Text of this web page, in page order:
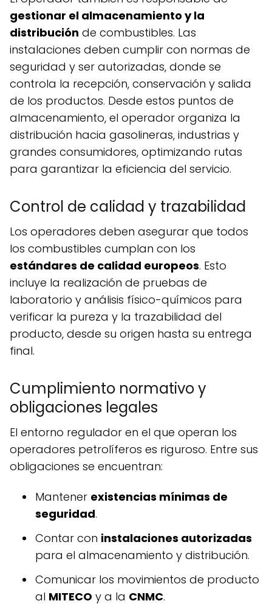
gestionar el almacenamiento y la
distribución de combustibles. Las
instalaciones deben cumplir con normas de
seguridad y ser autorizadas, donde se
controla la recepción, conservación y salida
de los productos. Desde estos puntos de
almacenamiento, el operador organiza la
distribución hacia gasolineras, industrias y
grandes consumidores, optimizando rutas
para garantizar la eficiencia del servicio.
Control de calidad y trazabilidad
Los operadores deben asegurar que todos
los combustibles cumplan con los
estándares de calidad europeos. Esto
incluye la realización de pruebas de
laboratorio y análisis físico-químicos para
verificar la pureza y la trazabilidad del
producto, desde su origen hasta su entrega
final.
Cumplimiento normativo y
obligaciones legales
El entorno regulador en el que operan los
operadores petrolíferos es riguroso. Entre sus
obligaciones se encuentran:
Mantener existencias mínimas de
seguridad.
Contar con instalaciones autorizadas
para el almacenamiento y distribución.
Comunicar los movimientos de producto
al MITECO y a la CNMC.